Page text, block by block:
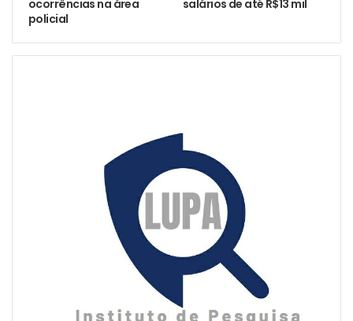
ocorrências na área
policial
salários de até R$13 mil